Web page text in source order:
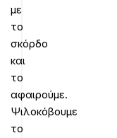
με
το
σκόρδο
και
το
αφαιρούμε.
Ψιλοκόβουμε
το